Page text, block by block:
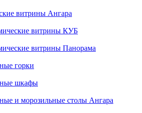
витрины Ангара
витрины КУБ
витрины Панорама
горки
шкафы
и морозильные столы Ангара